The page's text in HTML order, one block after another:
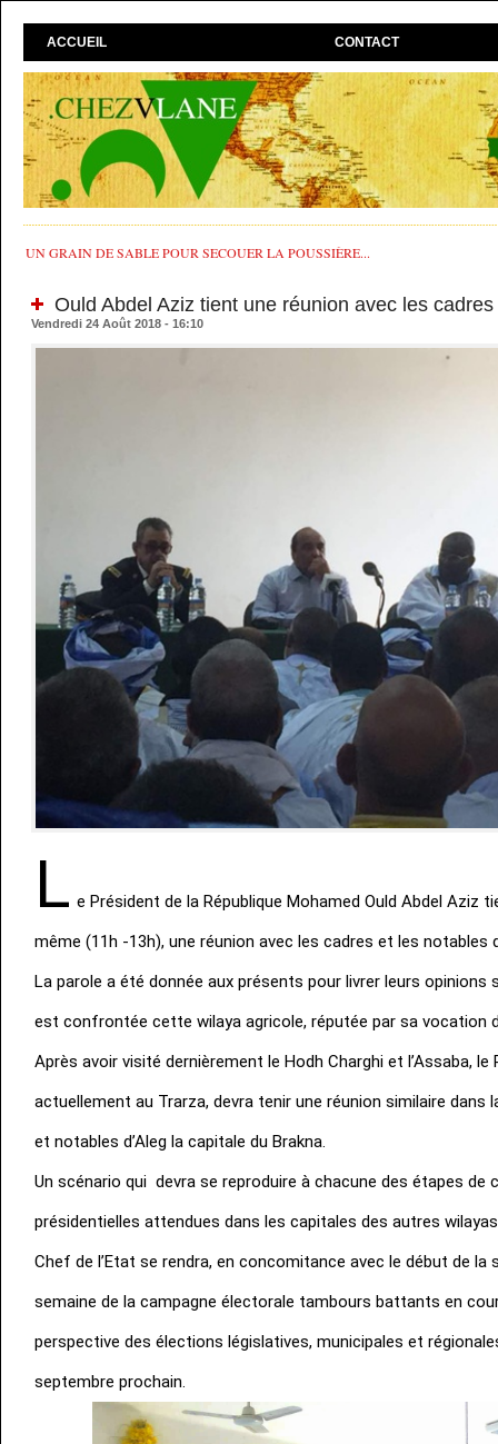
ACCUEIL CONTACT
UN GRAIN DE SABLE POUR SECOUER LA POUSSIÈRE...
Ould Abdel Aziz tient une réunion avec les
Vendredi 24 Août 2018 - 16:10
L e Président de la République Mohamed Ould Abdel Aziz
même (11h -13h), une réunion avec les cadres et les notables
La parole a été donnée aux présents pour livrer leurs opinions
est confrontée cette wilaya agricole, réputée par sa vocation
Après avoir visité dernièrement le Hodh Charghi et l’Assaba,
actuellement au Trarza, devra tenir une réunion similaire dans
et notables d’Aleg la capitale du Brakna.
Un scénario qui devra se reproduire à chacune des étapes de
présidentielles attendues dans les capitales des autres
Chef de l’Etat se rendra, en concomitance avec le début de la
semaine de la campagne électorale tambours battants en
perspective des élections législatives, municipales et
septembre prochain.